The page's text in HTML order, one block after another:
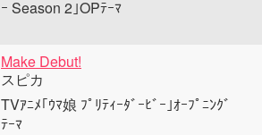
ｰ Season 2｣OPﾃｰﾏ
Make Debut!
スピカ
TVｱﾆﾒ｢ｳﾏ娘 ﾌﾟﾘﾃｨｰﾀﾞｰﾋﾞｰ｣ｵｰﾌﾟﾆﾝｸﾞ
ﾃｰﾏ